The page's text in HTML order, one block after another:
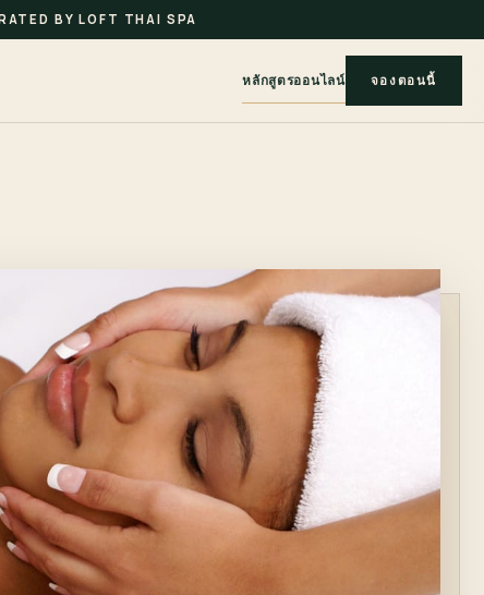
BY LOFT THAI SPA
หลักสูตรออนไลน์ จองตอนนี้